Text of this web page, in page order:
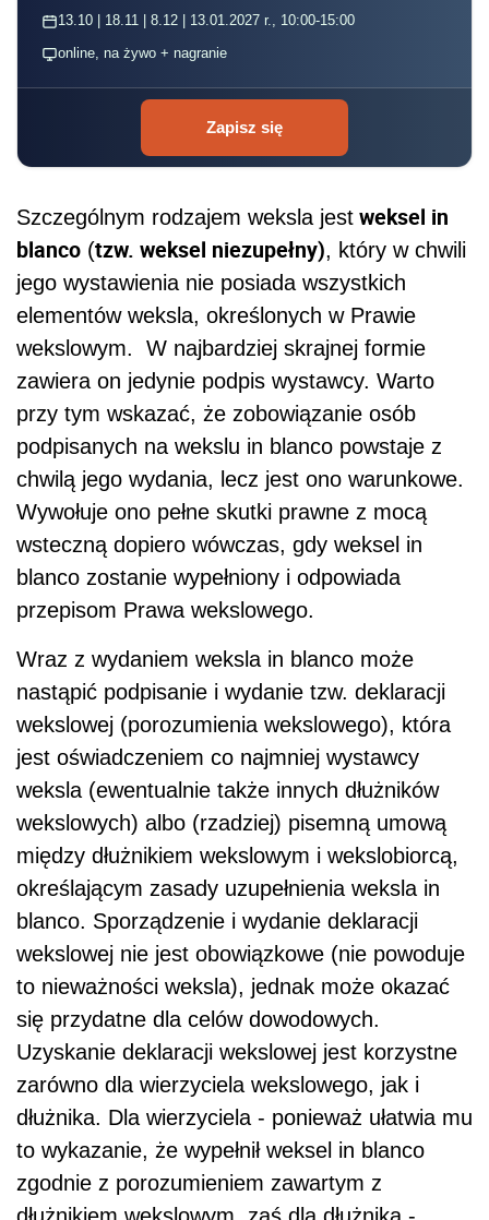
13.10 | 18.11 | 8.12 | 13.01.2027 r., 10:00-15:00
online, na żywo + nagranie
Zapisz się
Szczególnym rodzajem weksla jest weksel in
blanco (tzw. weksel niezupełny), który w chwili
jego wystawienia nie posiada wszystkich
elementów weksla, określonych w Prawie
wekslowym. W najbardziej skrajnej formie
zawiera on jedynie podpis wystawcy. Warto
przy tym wskazać, że zobowiązanie osób
podpisanych na wekslu in blanco powstaje z
chwilą jego wydania, lecz jest ono warunkowe.
Wywołuje ono pełne skutki prawne z mocą
wsteczną dopiero wówczas, gdy weksel in
blanco zostanie wypełniony i odpowiada
przepisom Prawa wekslowego.
Wraz z wydaniem weksla in blanco może
nastąpić podpisanie i wydanie tzw. deklaracji
wekslowej (porozumienia wekslowego), która
jest oświadczeniem co najmniej wystawcy
weksla (ewentualnie także innych dłużników
wekslowych) albo (rzadziej) pisemną umową
między dłużnikiem wekslowym i wekslobiorcą,
określającym zasady uzupełnienia weksla in
blanco. Sporządzenie i wydanie deklaracji
wekslowej nie jest obowiązkowe (nie powoduje
to nieważności weksla), jednak może okazać
się przydatne dla celów dowodowych.
Uzyskanie deklaracji wekslowej jest korzystne
zarówno dla wierzyciela wekslowego, jak i
dłużnika. Dla wierzyciela - ponieważ ułatwia mu
to wykazanie, że wypełnił weksel in blanco
zgodnie z porozumieniem zawartym z